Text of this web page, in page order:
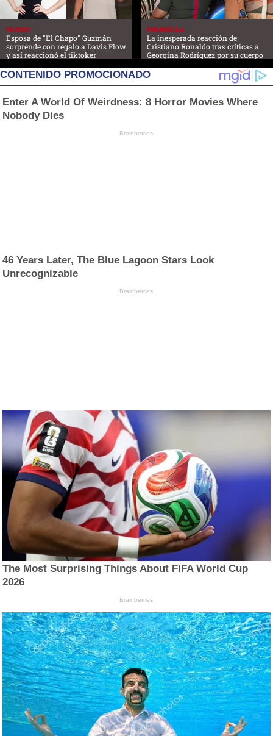
MUNDO
Esposa de "El Chapo" Guzmán
sorprende con regalo a Davis Flow
y así reaccionó el tiktoker
FARANDULA
La inesperada reacción de
Cristiano Ronaldo tras críticas a
Georgina Rodríguez por su cuerpo
CONTENIDO PROMOCIONADO
Enter A World Of Weirdness: 8 Horror Movies Where
Nobody Dies
Brainberries
46 Years Later, The Blue Lagoon Stars Look
Unrecognizable
Brainberries
The Most Surprising Things About FIFA World Cup
2026
Brainberries